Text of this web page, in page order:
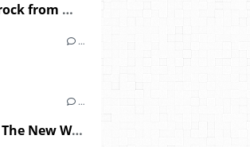
The Devil's Anvil: "hard rock from middle east" (1967)
…
…
Reverend Beat Man and The New Wave - "blues trash" (2018)